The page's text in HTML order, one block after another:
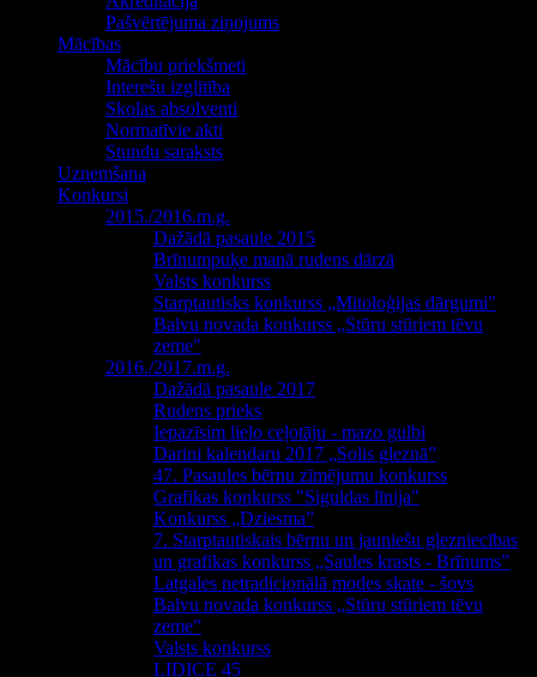
Pašvērtējuma ziņojums
Mācības
Mācību priekšmeti
Interešu izglītība
Skolas absolventi
Normatīvie akti
Stundu saraksts
Uzņemšana
Konkursi
2015./2016.m.g.
Dažādā pasaule 2015
Brīnumpuķe manā rudens dārzā
Valsts konkurss
Starptautisks konkurss „Mitoloģijas dārgumi"
Balvu novada konkurss „Stūru stūriem tēvu
zeme"
2016./2017.m.g.
Dažādā pasaule 2017
Rudens prieks
Iepazīsim lielo ceļotāju - mazo gulbi
Darini kalendaru 2017 „Solis gleznā”
47. Pasaules bērnu zīmējumu konkurss
Grafikas konkurss "Siguldas līnija"
Konkurss „Dziesma”
7. Starptautiskais bērnu un jauniešu glezniecības
un grafikas konkurss „Saules krasts - Brīnums”
Latgales netradicionālā modes skate - šovs
Balvu novada konkurss „Stūru stūriem tēvu
zeme”
Valsts konkurss
LIDICE 45